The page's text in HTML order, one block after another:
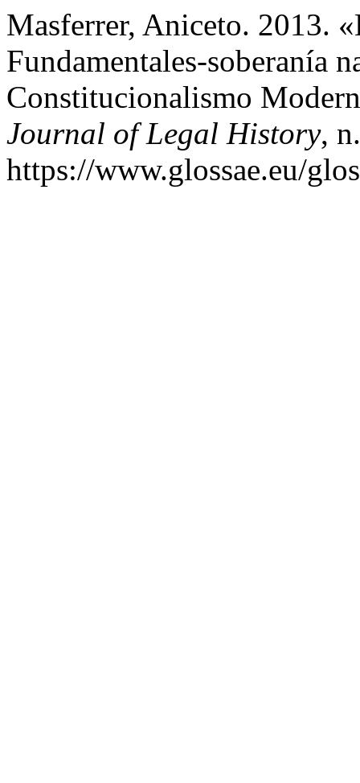
Masferrer, Aniceto. 2013.
Fundamentales-soberanía
Constitucionalismo
Journal of Legal History,
https://www.glossae.eu/